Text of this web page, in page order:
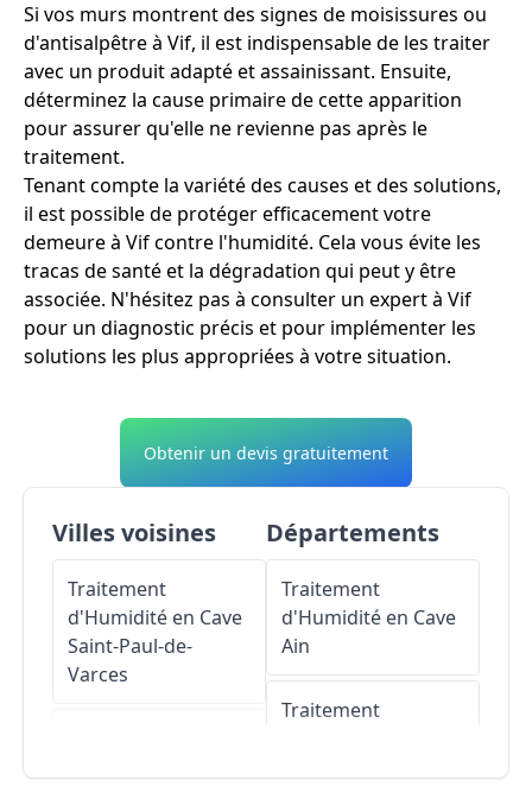
Si vos murs montrent des signes de moisissures ou
d'antisalpêtre à Vif, il est indispensable de les traiter
avec un produit adapté et assainissant. Ensuite,
déterminez la cause primaire de cette apparition
pour assurer qu'elle ne revienne pas après le
traitement.
Tenant compte la variété des causes et des solutions,
il est possible de protéger efficacement votre
demeure à Vif contre l'humidité. Cela vous évite les
tracas de santé et la dégradation qui peut y être
associée. N'hésitez pas à consulter un expert à Vif
pour un diagnostic précis et pour implémenter les
solutions les plus appropriées à votre situation.
Obtenir un devis gratuitement
Villes voisines
Traitement
d'Humidité en Cave
Saint-Paul-de-
Varces
Départements
Traitement
d'Humidité en Cave
Ain
Traitement